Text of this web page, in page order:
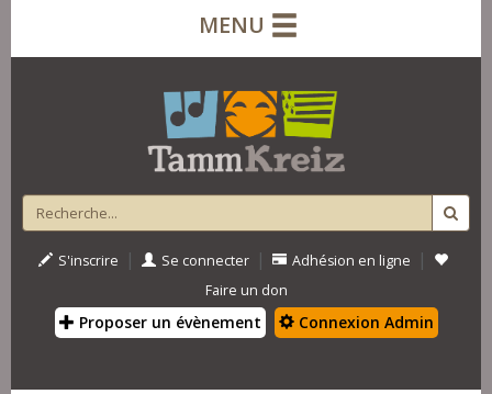
MENU
S'inscrire | Se connecter | Adhésion en ligne |
Faire un don
Proposer un évènement Connexion Admin